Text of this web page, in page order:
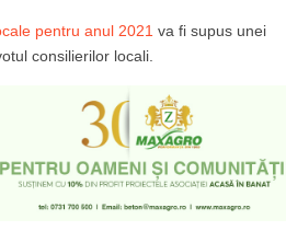
pentru anul 2021 va fi supus unei
consilierilor locali.